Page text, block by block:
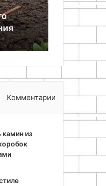
на
банок
на
отработанном
масле
01.05.2026
Комментарии
камин из